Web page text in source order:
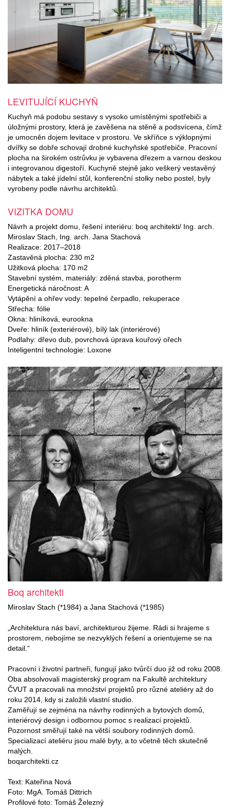
LEVITUJÍCÍ KUCHYŇ
Kuchyň má podobu sestavy s vysoko umístěnými spotřebiči a
úložnými prostory, která je zavěšena na stěně a podsvícena, čímž
je umocněn dojem levitace v prostoru. Ve skříňce s výklopnými
dvířky se dobře schovají drobné kuchyňské spotřebiče. Pracovní
plocha na širokém ostrůvku je vybavena dřezem a varnou deskou
i integrovanou digestoří. Kuchyně stejně jako veškerý vestavěný
nábytek a také jídelní stůl, konferenční stolky nebo postel, byly
vyrobeny podle návrhu architektů.
VIZITKA DOMU
Návrh a projekt domu, řešení interiéru: boq architekti/ Ing. arch.
Miroslav Stach, Ing. arch. Jana Stachová
Realizace: 2017–2018
Zastavěná plocha: 230 m2
Užitková plocha: 170 m2
Stavební systém, materiály: zděná stavba, porotherm
Energetická náročnost: A
Vytápění a ohřev vody: tepelné čerpadlo, rekuperace
Střecha: fólie
Okna: hliníková, eurookna
Dveře: hliník (exteriérové), bílý lak (interiérové)
Podlahy: dřevo dub, povrchová úprava kouřový ořech
Inteligentní technologie: Loxone
Boq architekti
Miroslav Stach (*1984) a Jana Stachová (*1985)
„Architektura nás baví, architekturou žijeme. Rádi si hrajeme s
prostorem, nebojíme se nezvyklých řešení a orientujeme se na
detail.“
Pracovní i životní partneři, fungují jako tvůrčí duo již od roku 2008.
Oba absolvovali magisterský program na Fakultě architektury
ČVUT a pracovali na množství projektů pro různé ateliéry až do
roku 2014, kdy si založili vlastní studio.
Zaměřují se zejména na návrhy rodinných a bytových domů,
interiérový design i odbornou pomoc s realizací projektů.
Pozornost směřují také na větší soubory rodinných domů.
Specializací ateliéru jsou malé byty, a to včetně těch skutečně
malých.
boqarchitekti.cz
Text: Kateřina Nová
Foto: MgA. Tomáš Dittrich
Profilové foto: Tomáš Železný